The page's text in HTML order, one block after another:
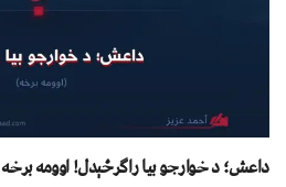
داعش؛ د خوارجو بیا راګرځېدل! اوومه برخه